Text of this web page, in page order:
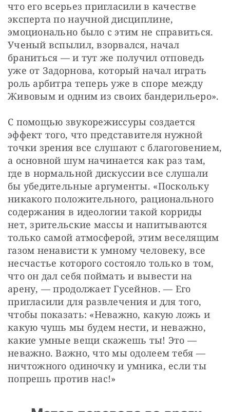
что его всерьез пригласили в качестве
эксперта по научной дисциплине,
эмоционально было с этим не справиться.
Ученый вспылил, взорвался, начал
браниться — и тут же получил отповедь
уже от Задорнова, который начал играть
роль арбитра теперь уже в споре между
Живовым и одним из своих бандерильеро».
С помощью звукорежиссуры создается
эффект того, что представителя нужной
точки зрения все слушают с благоговением,
а основной шум начинается как раз там,
где в нормальной дискуссии все слушали
бы убедительные аргументы. «Поскольку
никакого положительного, рационального
содержания в идеологии такой корриды
нет, зрительские массы и напитываются
только самой атмосферой, этим веселящим
газом ненависти к умному человеку, все
несчастье которого состояло только в том,
что он дал себя поймать и вывести на
арену, — продолжает Гусейнов. — Его
пригласили для развлечения и для того,
чтобы показать: «Неважно, какую ложь и
какую чушь мы будем нести, и неважно,
какие умные вещи скажешь ты! Это —
неважно. Важно, что мы одолеем тебя —
ничтожного одиночку и умника, если ты
попрешь против нас!»